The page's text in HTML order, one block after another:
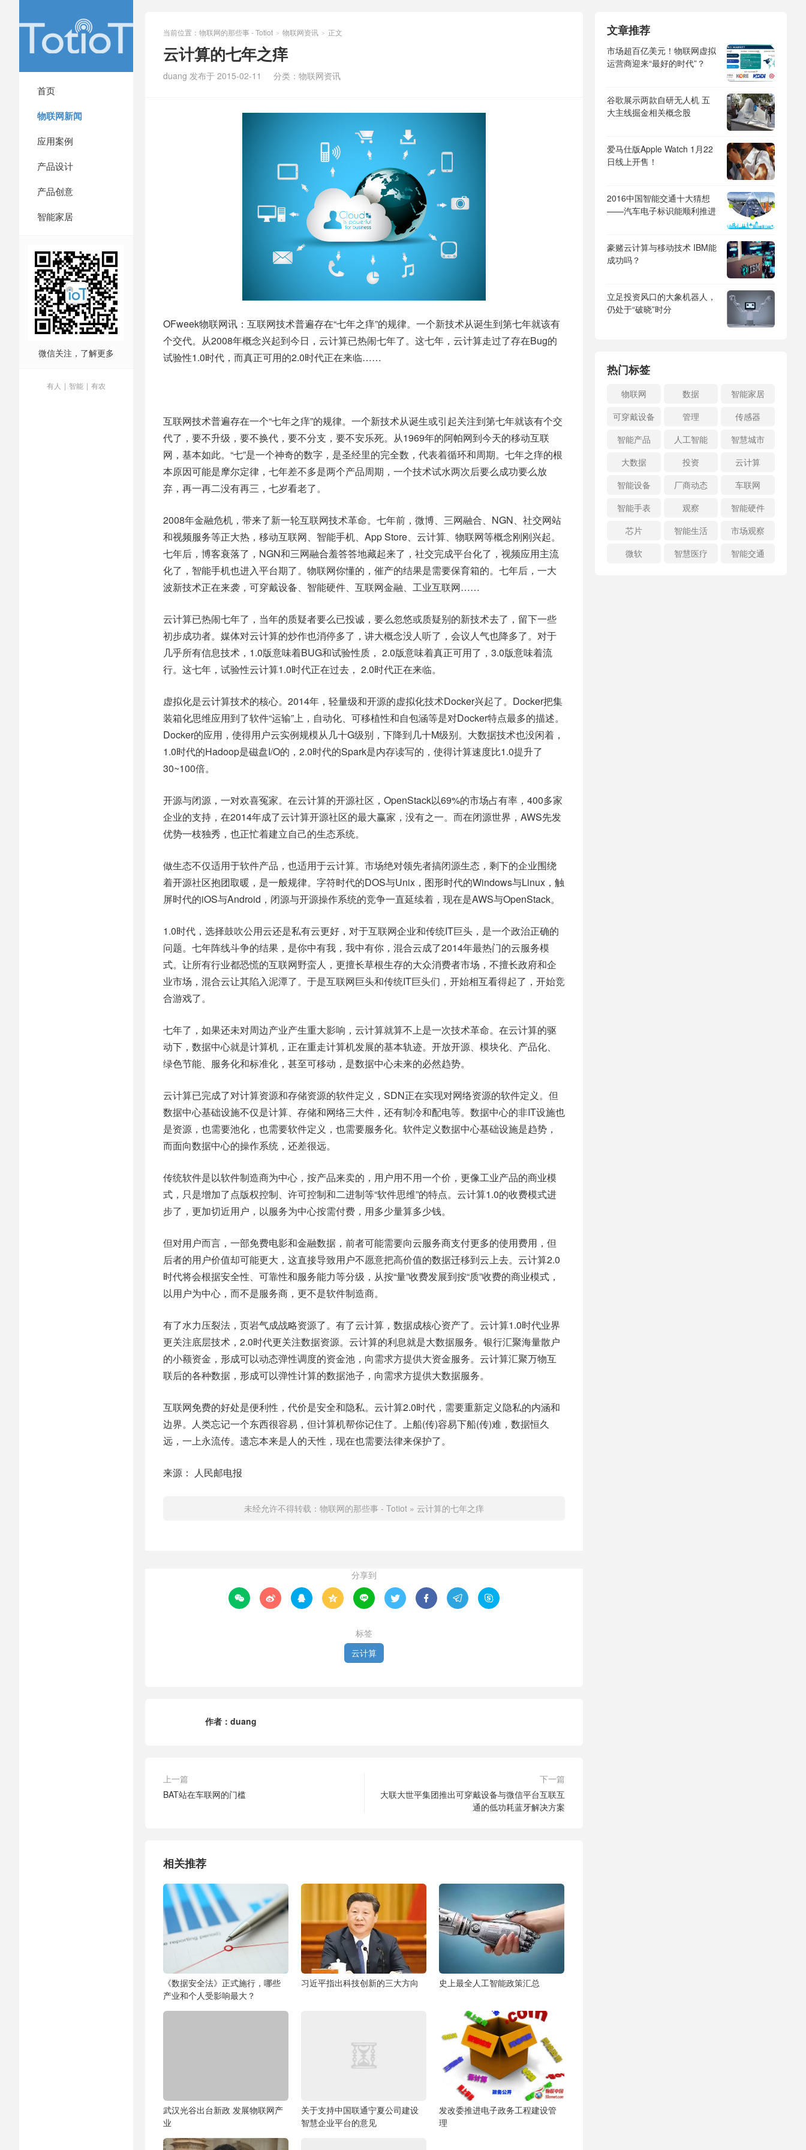
首页
物联网新闻
应用案例
产品设计
产品创意
智能家居
微信关注，了解更多
有人 | 智能 | 有农
当前位置： 物联网的那些事 - Totiot > 物联网资讯 > 正文
云计算的七年之痒
duang 发布于 2015-02-11 分类： 物联网资讯
OFweek物联网讯：互联网技术普遍存在“七年之痒”的规律。一个新技术从诞生到第七年就该有
个交代。从2008年概念兴起到今日，云计算已热闹七年了。这七年，云计算走过了存在Bug的
试验性1.0时代，而真正可用的2.0时代正在来临……
互联网技术普遍存在一个“七年之痒”的规律。一个新技术从诞生或引起关注到第七年就该有个交
代了，要不升级，要不换代，要不分支，要不安乐死。从1969年的阿帕网到今天的移动互联
网，基本如此。“七”是一个神奇的数字，是圣经里的完全数，代表着循环和周期。七年之痒的根
本原因可能是摩尔定律，七年差不多是两个产品周期，一个技术试水两次后要么成功要么放
弃，再一再二没有再三，七岁看老了。
2008年金融危机，带来了新一轮互联网技术革命。七年前，微博、三网融合、NGN、社交网站
和视频服务等正大热，移动互联网、智能手机、App Store、云计算、物联网等概念刚刚兴起。
七年后，博客衰落了，NGN和三网融合羞答答地藏起来了，社交完成平台化了，视频应用主流
化了，智能手机也进入平台期了。物联网你懂的，催产的结果是需要保育箱的。七年后，一大
波新技术正在来袭，可穿戴设备、智能硬件、互联网金融、工业互联网……
云计算已热闹七年了，当年的质疑者要么已投诚，要么忽悠或质疑别的新技术去了，留下一些
初步成功者。媒体对云计算的炒作也消停多了，讲大概念没人听了，会议人气也降多了。对于
几乎所有信息技术，1.0版意味着BUG和试验性质， 2.0版意味着真正可用了，3.0版意味着流
行。这七年，试验性云计算1.0时代正在过去， 2.0时代正在来临。
虚拟化是云计算技术的核心。2014年，轻量级和开源的虚拟化技术Docker兴起了。Docker把集
装箱化思维应用到了软件“运输”上，自动化、可移植性和自包涵等是对Docker特点最多的描述。
Docker的应用，使得用户云实例规模从几十G级别，下降到几十M级别。大数据技术也没闲着，
1.0时代的Hadoop是磁盘I/O的，2.0时代的Spark是内存读写的，使得计算速度比1.0提升了
30~100倍。
开源与闭源，一对欢喜冤家。在云计算的开源社区，OpenStack以69%的市场占有率，400多家
企业的支持，在2014年成了云计算开源社区的最大赢家，没有之一。而在闭源世界，AWS先发
优势一枝独秀，也正忙着建立自己的生态系统。
做生态不仅适用于软件产品，也适用于云计算。市场绝对领先者搞闭源生态，剩下的企业围绕
着开源社区抱团取暖，是一般规律。字符时代的DOS与Unix，图形时代的Windows与Linux，触
屏时代的iOS与Android，闭源与开源操作系统的竞争一直延续着，现在是AWS与OpenStack。
1.0时代，选择鼓吹公用云还是私有云更好，对于互联网企业和传统IT巨头，是一个政治正确的
问题。七年阵线斗争的结果，是你中有我，我中有你，混合云成了2014年最热门的云服务模
式。让所有行业都恐慌的互联网野蛮人，更擅长草根生存的大众消费者市场，不擅长政府和企
业市场，混合云让其陷入泥潭了。于是互联网巨头和传统IT巨头们，开始相互看得起了，开始竞
合游戏了。
七年了，如果还未对周边产业产生重大影响，云计算就算不上是一次技术革命。在云计算的驱
动下，数据中心就是计算机，正在重走计算机发展的基本轨迹。开放开源、模块化、产品化、
绿色节能、服务化和标准化，甚至可移动，是数据中心未来的必然趋势。
云计算已完成了对计算资源和存储资源的软件定义，SDN正在实现对网络资源的软件定义。但
数据中心基础设施不仅是计算、存储和网络三大件，还有制冷和配电等。数据中心的非IT设施也
是资源，也需要池化，也需要软件定义，也需要服务化。软件定义数据中心基础设施是趋势，
而面向数据中心的操作系统，还差很远。
传统软件是以软件制造商为中心，按产品来卖的，用户用不用一个价，更像工业产品的商业模
式，只是增加了点版权控制、许可控制和二进制等“软件思维”的特点。云计算1.0的收费模式进
步了，更加切近用户，以服务为中心按需付费，用多少量算多少钱。
但对用户而言，一部免费电影和金融数据，前者可能需要向云服务商支付更多的使用费用，但
后者的用户价值却可能更大，这直接导致用户不愿意把高价值的数据迁移到云上去。云计算2.0
时代将会根据安全性、可靠性和服务能力等分级，从按“量”收费发展到按“质”收费的商业模式，
以用户为中心，而不是服务商，更不是软件制造商。
有了水力压裂法，页岩气成战略资源了。有了云计算，数据成核心资产了。云计算1.0时代业界
更关注底层技术，2.0时代更关注数据资源。云计算的利息就是大数据服务。银行汇聚海量散户
的小额资金，形成可以动态弹性调度的资金池，向需求方提供大资金服务。云计算汇聚万物互
联后的各种数据，形成可以弹性计算的数据池子，向需求方提供大数据服务。
互联网免费的好处是便利性，代价是安全和隐私。云计算2.0时代，需要重新定义隐私的内涵和
边界。人类忘记一个东西很容易，但计算机帮你记住了。上船(传)容易下船(传)难，数据恒久
远，一上永流传。遗忘本来是人的天性，现在也需要法律来保护了。
来源： 人民邮电报
未经允许不得转载： 物联网的那些事 - Totiot » 云计算的七年之痒
分享到
        
标签
云计算
作者： duang
上一篇
BAT站在车联网的门槛
下一篇
大联大世平集团推出可穿戴设备与微信平台互联互
通的低功耗蓝牙解决方案
相关推荐
《数据安全法》正式施行，哪些
产业和个人受影响最大？
习近平指出科技创新的三大方向 史上最全人工智能政策汇总
武汉光谷出台新政 发展物联网产
业
关于支持中国联通宁夏公司建设
智慧企业平台的意见
发改委推进电子政务工程建设管
理
文章推荐
市场超百亿美元！物联网虚拟
运营商迎来“最好的时代”？
谷歌展示两款自研无人机 五
大主线掘金相关概念股
爱马仕版Apple Watch 1月22
日线上开售！
2016中国智能交通十大猜想
——汽车电子标识能顺利推进
豪赌云计算与移动技术 IBM能
成功吗？
立足投资风口的大象机器人，
仍处于“破晓”时分
热门标签
物联网 数据
智能家居
可穿戴设备
管理
传感器
智能产品
人工智能
智慧城市
大数据
投资
云计算
智能设备
厂商动态
车联网
智能手表
观察
智能硬件
芯片
智能生活
市场观察
微软
智慧医疗 智能交通